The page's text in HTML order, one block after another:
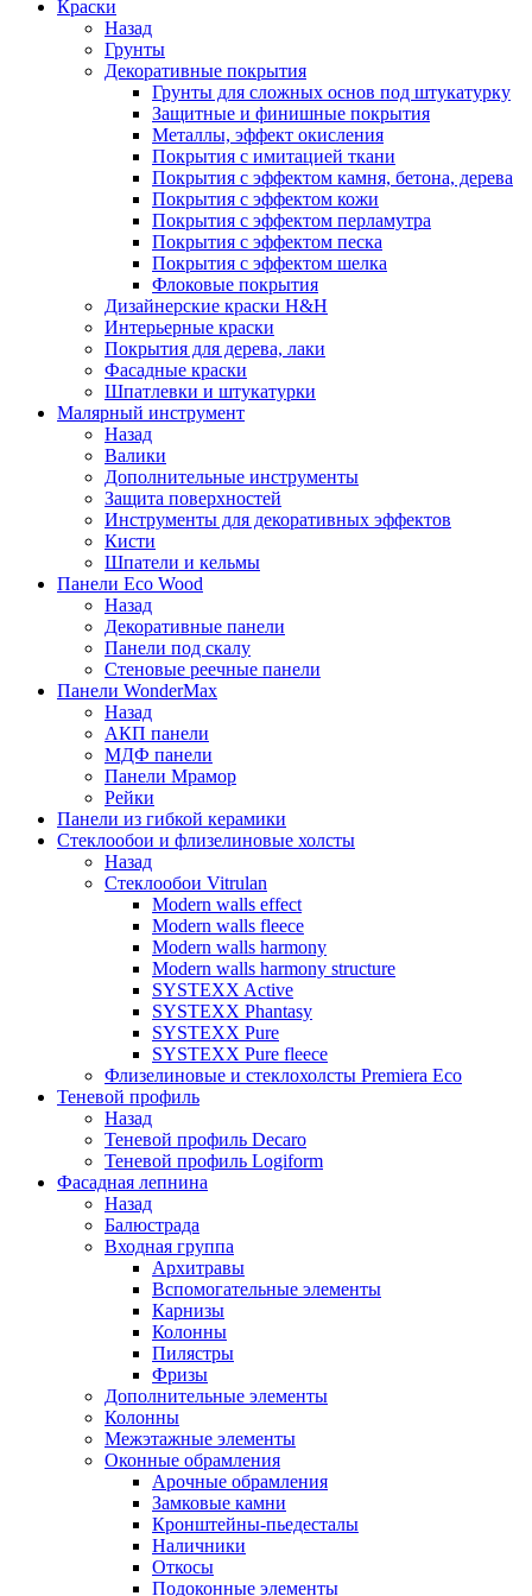
Краски
Назад
Грунты
Декоративные покрытия
Грунты для сложных основ под штукатурку
Защитные и финишные покрытия
Металлы, эффект окисления
Покрытия с имитацией ткани
Покрытия с эффектом камня, бетона, дерева
Покрытия с эффектом кожи
Покрытия с эффектом перламутра
Покрытия с эффектом песка
Покрытия с эффектом шелка
Флоковые покрытия
Дизайнерские краски H&H
Интерьерные краски
Покрытия для дерева, лаки
Фасадные краски
Шпатлевки и штукатурки
Малярный инструмент
Назад
Валики
Дополнительные инструменты
Защита поверхностей
Инструменты для декоративных эффектов
Кисти
Шпатели и кельмы
Панели Eco Wood
Назад
Декоративные панели
Панели под скалу
Стеновые реечные панели
Панели WonderMax
Назад
АКП панели
МДФ панели
Панели Мрамор
Рейки
Панели из гибкой керамики
Стеклообои и флизелиновые холсты
Назад
Стеклообои Vitrulan
Modern walls effect
Modern walls fleece
Modern walls harmony
Modern walls harmony structure
SYSTEXX Active
SYSTEXX Phantasy
SYSTEXX Pure
SYSTEXX Pure fleece
Флизелиновые и стеклохолсты Premiera Eco
Теневой профиль
Назад
Теневой профиль Decaro
Теневой профиль Logiform
Фасадная лепнина
Назад
Балюстрада
Входная группа
Архитравы
Вспомогательные элементы
Карнизы
Колонны
Пилястры
Фризы
Дополнительные элементы
Колонны
Межэтажные элементы
Оконные обрамления
Арочные обрамления
Замковые камни
Кронштейны-пьедесталы
Наличники
Откосы
Подоконные элементы